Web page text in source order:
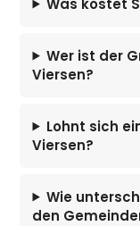
Wer ist der
Viersen?
Lohnt sich
Viersen?
Wie
den